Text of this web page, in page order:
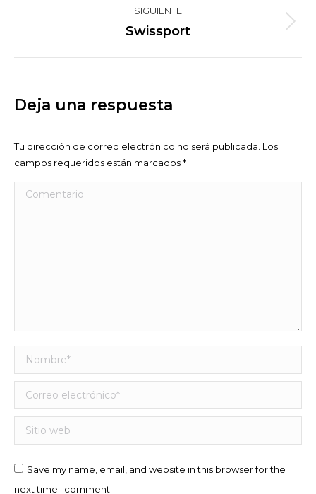
SIGUIENTE
Proyecto
Swissport
Deja una respuesta
Tu dirección de correo electrónico no será publicada. Los
campos requeridos están marcados*
Comentario
Nombre *
Correo electrónico *
Sitio web
Save my name, email, and website in this browser for the
next time I comment.